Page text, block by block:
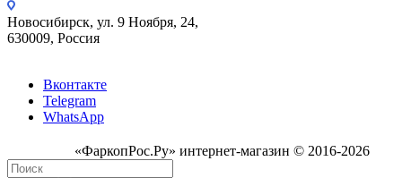
Новосибирск, ул. 9 Ноября, 24,
630009, Россия
Вконтакте
Telegram
WhatsApp
«ФаркопРос.Ру» интернет-магазин © 2016-2026